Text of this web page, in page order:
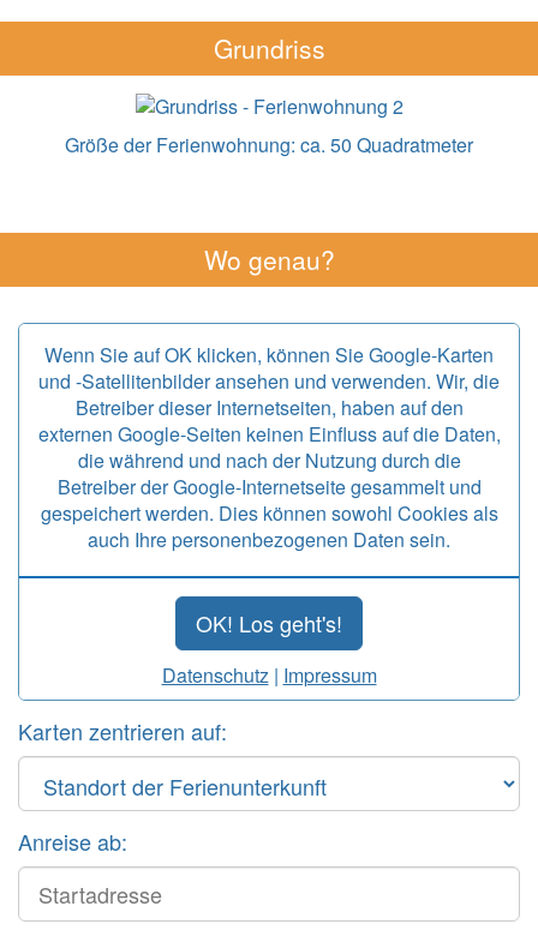
Grundriss
Größe der Ferienwohnung: ca. 50 Quadratmeter
Wo genau?
Wenn Sie auf OK klicken, können Sie Google-Karten
und -Satellitenbilder ansehen und verwenden. Wir, die
Betreiber dieser Internetseiten, haben auf den
externen Google-Seiten keinen Einfluss auf die Daten,
die während und nach der Nutzung durch die
Betreiber der Google-Internetseite gesammelt und
gespeichert werden. Dies können sowohl Cookies als
auch Ihre personenbezogenen Daten sein.
OK! Los geht's!
Datenschutz| Impressum
Karten zentrieren auf:
Anreise ab:
Start